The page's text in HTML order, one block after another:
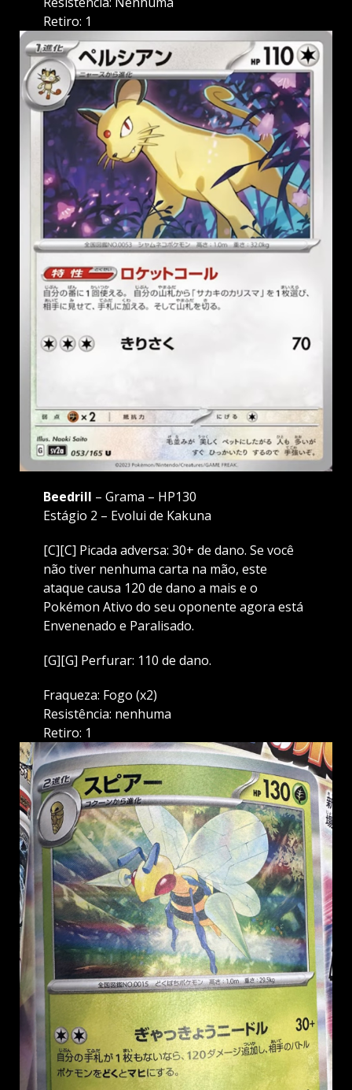
Retiro: 1
Beedrill – Grama – HP130
Estágio 2 – Evolui de Kakuna
[C][C] Picada adversa: 30+ de dano. Se você
não tiver nenhuma carta na mão, este
ataque causa 120 de dano a mais e o
Pokémon Ativo do seu oponente agora está
Envenenado e Paralisado.
[G][G] Perfurar: 110 de dano.
Fraqueza: Fogo (x2)
Resistência: nenhuma
Retiro: 1